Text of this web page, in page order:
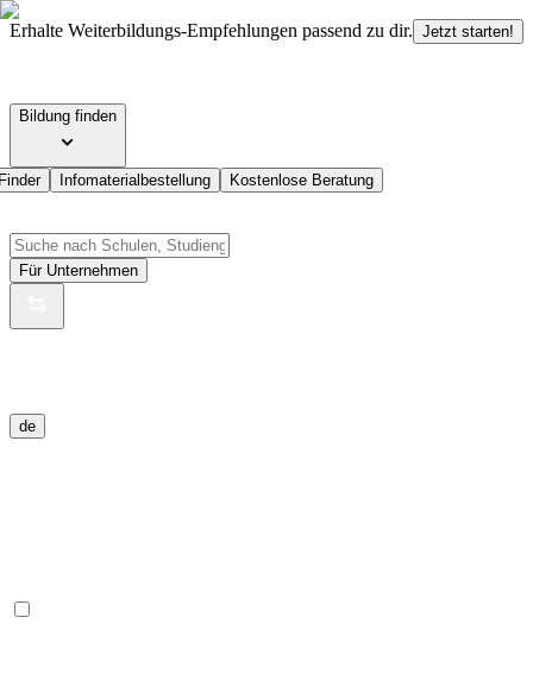
Erhalte Weiterbildungs-Empfehlungen passend zu dir. Jetzt starten!
Bildung finden
Infomaterialbestellung Kostenlose Beratung
Für Unternehmen
de